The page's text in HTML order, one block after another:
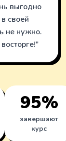
выгодно
своей
не нужно.
95%
завершают
курс